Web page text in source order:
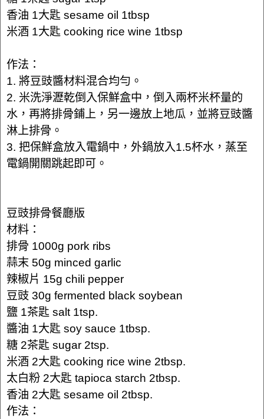
香油 1大匙 sesame oil 1tbsp
米酒 1大匙 cooking rice wine 1tbsp
作法：
1. 將豆豉醬材料混合均勻。
2. 米洗淨瀝乾倒入保鮮盒中，倒入兩杯米杯量的
水，再將排骨鋪上，另一邊放上地瓜，並將豆豉醬
淋上排骨。
3. 把保鮮盒放入電鍋中，外鍋放入1.5杯水，蒸至
電鍋開關跳起即可。
豆豉排骨餐廳版
材料：
排骨 1000g pork ribs
蒜末 50g minced garlic
辣椒片 15g chili pepper
豆豉 30g fermented black soybean
鹽 1茶匙 salt 1tsp.
醬油 1大匙 soy sauce 1tbsp.
糖 2茶匙 sugar 2tsp.
米酒 2大匙 cooking rice wine 2tbsp.
太白粉 2大匙 tapioca starch 2tbsp.
香油 2大匙 sesame oil 2tbsp.
作法：